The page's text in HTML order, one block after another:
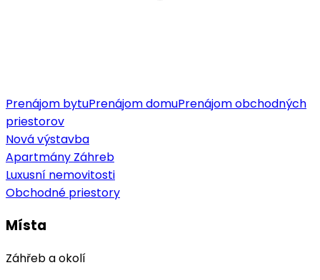
Prenájom bytuPrenájom domuPrenájom obchodných
priestorov
Nová výstavba
Apartmány Záhreb
Luxusní nemovitosti
Obchodné priestory
Místa
Záhřeb a okolí